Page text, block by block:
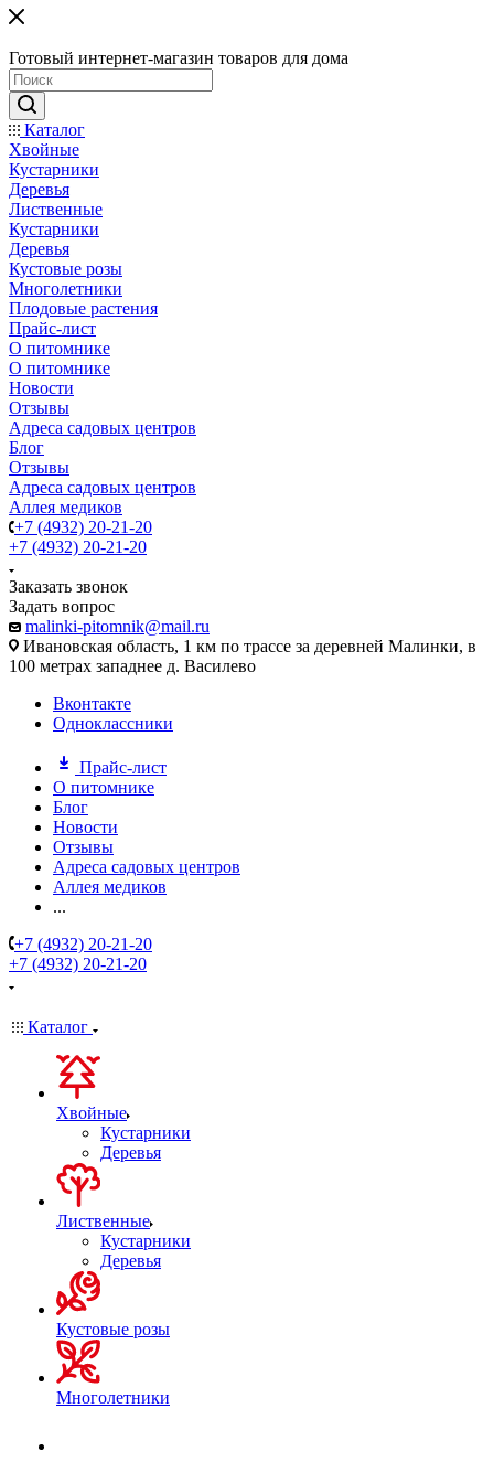
Готовый интернет-магазин товаров для дома
Каталог
Хвойные
Кустарники
Деревья
Лиственные
Кустарники
Деревья
Кустовые розы
Многолетники
Плодовые растения
Прайс-лист
О питомнике
О питомнике
Новости
Отзывы
Адреса садовых центров
Блог
Отзывы
Адреса садовых центров
Аллея медиков
+7 (4932) 20-21-20
+7 (4932) 20-21-20
Заказать звонок
Задать вопрос
malinki-pitomnik@mail.ru
Ивановская область, 1 км по трассе за деревней Малинки, в
100 метрах западнее д. Василево
Вконтакте
Одноклассники
Прайс-лист
О питомнике
Блог
Новости
Отзывы
Адреса садовых центров
Аллея медиков
...
+7 (4932) 20-21-20
+7 (4932) 20-21-20
Каталог
Хвойные
Кустарники
Деревья
Лиственные
Кустарники
Деревья
Кустовые розы
Многолетники